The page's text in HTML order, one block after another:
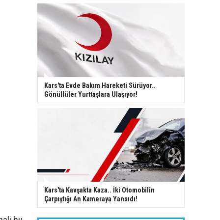
Kars'ta Evde Bakım Hareketi Sürüyor..
Gönüllüler Yurttaşlara Ulaşıyor!
Kars'ta Kavşakta Kaza.. İki Otomobilin
Çarpıştığı An Kameraya Yansıdı!